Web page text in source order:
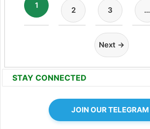
1
2 3 …
Next →
STAY CONNECTED
JOIN OUR TELEGRAM